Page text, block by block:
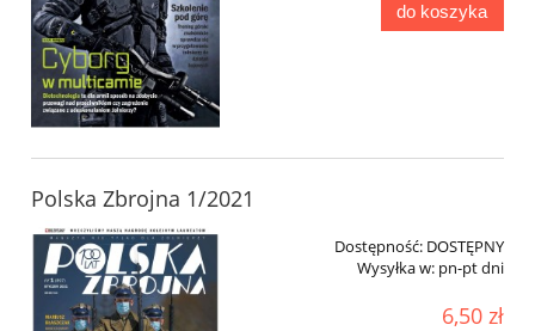
do koszyka
Polska Zbrojna 1/2021
Dostępność: DOSTĘPNY
Wysyłka w: pn-pt dni
6,50 zł